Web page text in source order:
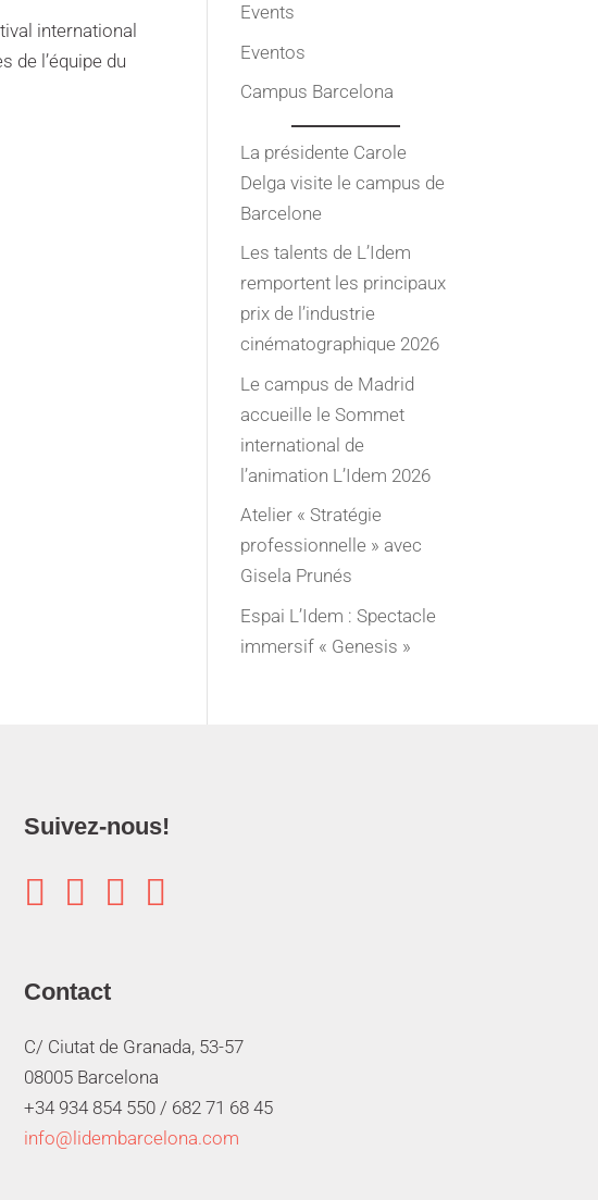
international
de l’équipe du
Events
Eventos
Campus Barcelona
La présidente Carole
Delga visite le campus de
Barcelone
Les talents de L’Idem
remportent les principaux
prix de l’industrie
cinématographique 2026
Le campus de Madrid
accueille le Sommet
international de
l’animation L’Idem 2026
Atelier « Stratégie
professionnelle » avec
Gisela Prunés
Espai L’Idem : Spectacle
immersif « Genesis »
Suivez-nous!
   
Contact
C/ Ciutat de Granada, 53-57
08005 Barcelona
+34 934 854 550 / 682 71 68 45
info@lidembarcelona.com